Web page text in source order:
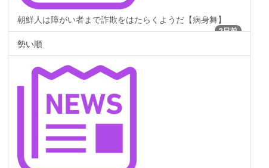
朝鮮人は障がい者まで詐欺をはたらくようだ【病身舞】
2日前
勢い順